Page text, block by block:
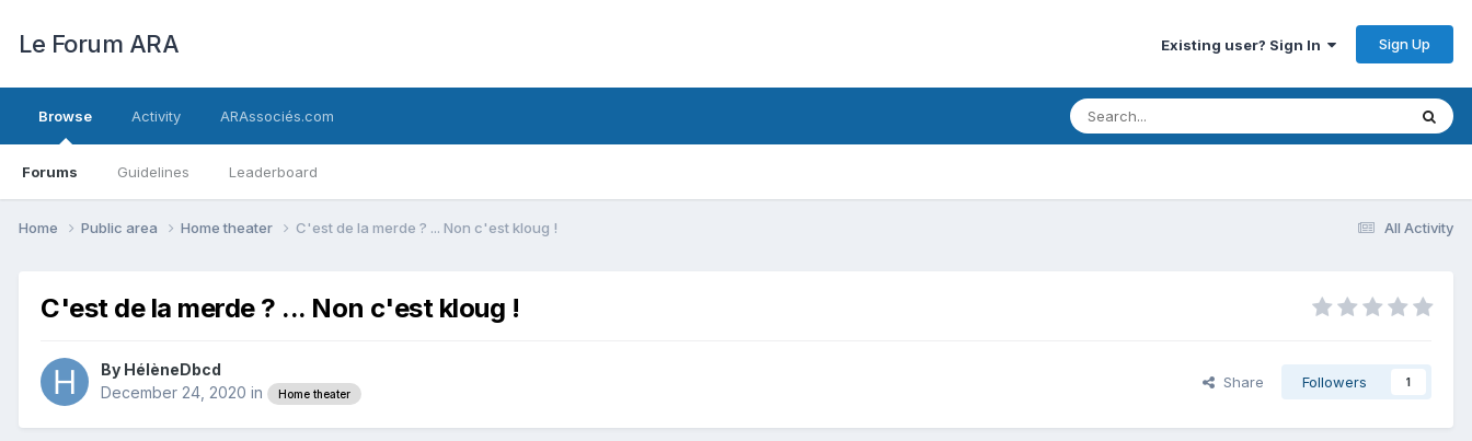
Le Forum ARA Existing user? Sign In Sign Up
Browse
Forums Guidelines Leaderboard
Activity ARAssociés.com
All Activity
Home Public area Home theater C'est de la merde ? ... Non c'est kloug !
C'est de la merde ? ... Non c'est kloug !
By HélèneDbcd
December 24, 2020 in Home theater
Share Followers 1